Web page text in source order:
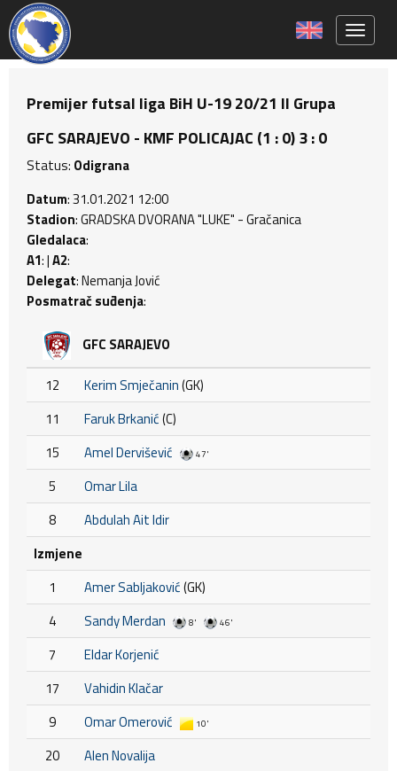
Premijer futsal liga BiH U-19 20/21 II Grupa
GFC SARAJEVO - KMF POLICAJAC (1 : 0) 3 : 0
Status: Odigrana
Datum: 31.01.2021 12:00
Stadion: GRADSKA DVORANA "LUKE" - Gračanica
Gledalaca:
A1: |A2:
Delegat: Nemanja Jović
Posmatrač suđenja:
GFC SARAJEVO
12 Kerim Smječanin(GK)
11
Faruk Brkanić(C)
15
Amel Dervišević 47'
5
Omar Lila
8
Abdulah Ait Idir
Izmjene
1
Amer Sabljaković(GK)
4
Sandy Merdan 8' 46'
7
Eldar Korjenić
17
Vahidin Klačar
9
Omar Omerović 10'
20
Alen Novalija